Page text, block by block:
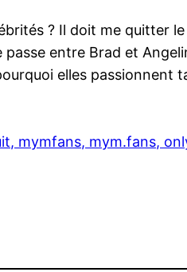
? Il doit me quitter
entre Brad et
elles passionnent
mymfans, mym.fans,